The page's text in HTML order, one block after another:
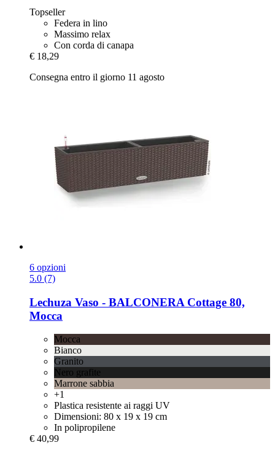
Topseller
Federa in lino
Massimo relax
Con corda di canapa
€ 18,29
Consegna entro il giorno 11 agosto
6 opzioni
5.0 (7)
Lechuza Vaso -​ BALCONERA Cottage 80,
Mocca
Mocca
Bianco
Granito
Nero grafite
Marrone sabbia
+1
Plastica resistente ai raggi UV
Dimensioni: 80 x 19 x 19 cm
In polipropilene
€ 40,99